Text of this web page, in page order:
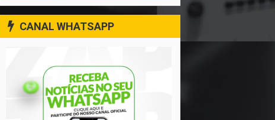
CANAL WHATSAPP